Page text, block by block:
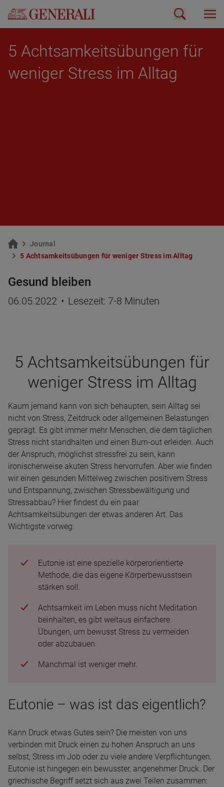
5 Acht­sam­keits­übun­gen für
we­ni­ger Stress im All­tag
Jour­nal
5 Acht­sam­keits­übun­gen für we­ni­ger Stress im All­tag
Gesund bleiben
06.05.2022 • Lesezeit: 7-8 Minuten
5 Acht­sam­keits­übun­gen für
weni­ger Stress im All­tag
Kaum jemand kann von sich behaupten, sein Alltag sei
nicht von Stress, Zeitdruck oder allgemeinen Belastungen
geprägt. Es gibt immer mehr Menschen, die dem täglichen
Stress nicht standhalten und einen Burn-out erleiden. Auch
der Anspruch, möglichst stressfrei zu sein, kann
ironischerweise akuten Stress hervorrufen. Aber wie finden
wir einen gesunden Mittelweg zwischen positivem Stress
und Entspannung, zwischen Stressbewältigung und
Stressabbau? Hier findest du ein paar
Achtsamkeitsübungen der etwas anderen Art. Das
Wichtigste vorweg:
Eutonie ist eine spezielle körperorientierte
Methode, die das eigene Körperbewusstsein
stärken soll.
Achtsamkeit im Leben muss nicht Meditation
beinhalten, es gibt weitaus einfachere
Übungen, um bewusst Stress zu vermeiden
oder abzubauen.
Manchmal ist weniger mehr.
Eutonie – was ist das eigentlich?
Kann Druck etwas Gutes sein? Die meisten von uns
verbinden mit Druck einen zu hohen Anspruch an uns
selbst, Stress im Job oder zu viele andere Verpflichtungen.
Eutonie ist hingegen ein bewusster, angenehmer Druck. Der
griechische Begriff setzt sich aus zwei Teilen zusammen: